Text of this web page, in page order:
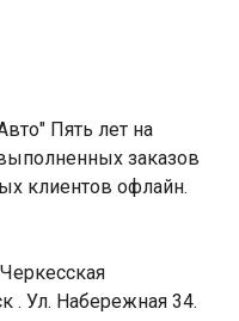
Пять лет на
заказов
клиентов офлайн.
. Ул. Набережная 34.